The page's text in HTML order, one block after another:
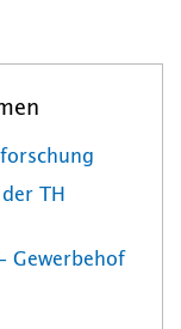
TH
Gewerbehof